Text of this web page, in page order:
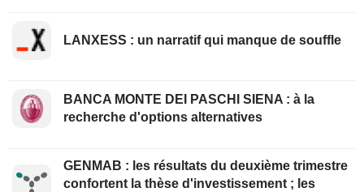
LANXESS : un narratif qui manque de souffle
BANCA MONTE DEI PASCHI SIENA : à la
recherche d'options alternatives
GENMAB : les résultats du deuxième trimestre
confortent la thèse d'investissement ; les